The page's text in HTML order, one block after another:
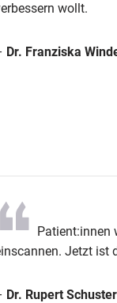
wollt.
Dr. Franziska
Patient:innen
Jetzt ist
Dr. Rupert Schuster